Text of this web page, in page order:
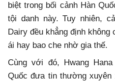
biệt trong bối cảnh Hàn
tội danh này. Tuy nhiên,
Dairy đều khẳng định
ái hay bao che nhờ gia thế.
Cùng với đó, Hwang
Quốc đưa tin thường xuyên